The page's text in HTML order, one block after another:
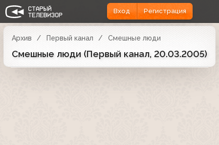
Вход Регистрация
Архив Первый канал Смешные люди
Смешные люди (Первый канал, 20.03.2005)